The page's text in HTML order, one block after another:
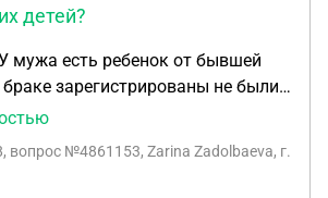
детей?
мужа есть ребенок от бывшей
зарегистрированы не были,
в загсе отцовство, раньше
и ей присудили 1/4. Муж
, вопрос №4861153, Zarina Zadolbaeva, г.